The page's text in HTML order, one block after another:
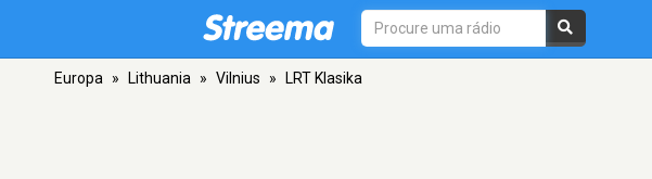
Europa » Lithuania » Vilnius » LRT Klasika